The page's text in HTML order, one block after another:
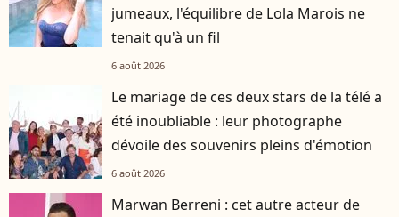
jumeaux, l'équilibre de Lola Marois ne
tenait qu'à un fil
6 août 2026
Le mariage de ces deux stars de la télé a
été inoubliable : leur photographe
dévoile des souvenirs pleins d'émotion
6 août 2026
Marwan Berreni : cet autre acteur de